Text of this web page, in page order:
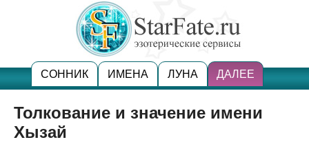
СОННИК ИМЕНА ЛУНА ДАЛЕЕ
Толкование и значение имени
Хызай